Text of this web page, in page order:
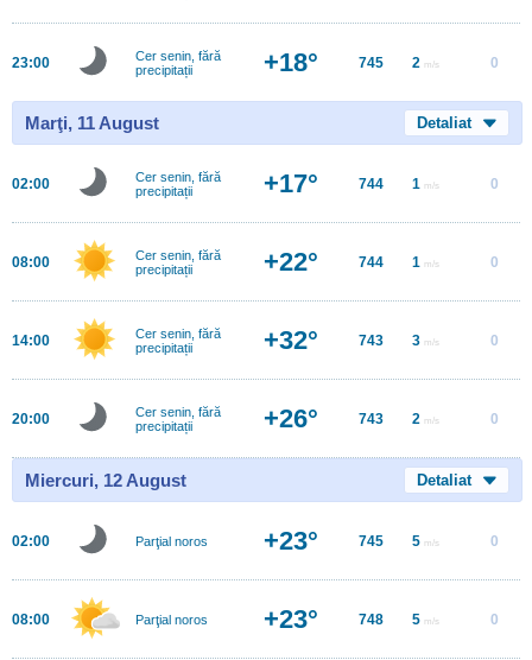
23:00
Cer senin, fără
precipitații
+18° 745 2 m/s 0
Marţi, 11 August Detaliat
02:00
Cer senin, fără
precipitații
+17° 744 1 m/s 0
08:00
Cer senin, fără
precipitații
+22° 744 1 m/s 0
14:00
Cer senin, fără
precipitații
+32° 743 3 m/s 0
20:00
Cer senin, fără
precipitații
+26° 743 2 m/s 0
Miercuri, 12 August Detaliat
02:00 Parţial noros +23° 745 5 m/s 0
08:00 Parţial noros +23° 748 5 m/s 0